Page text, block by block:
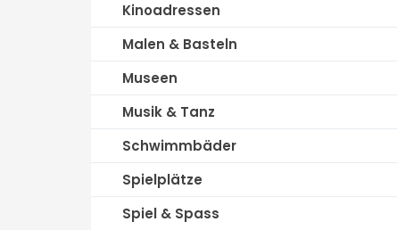
Kinoadressen
Malen & Basteln
Museen
Musik & Tanz
Schwimmbäder
Spielplätze
Spiel & Spass